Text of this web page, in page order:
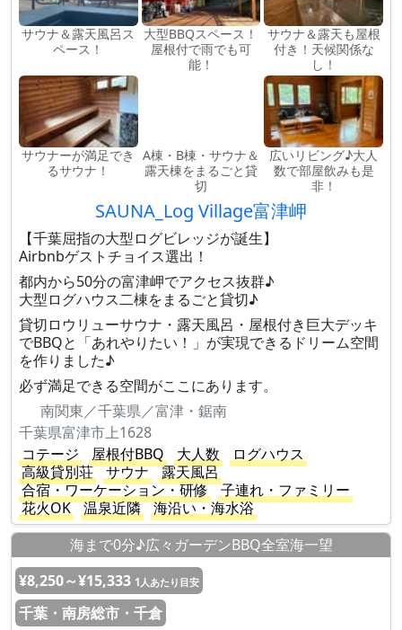
サウナ＆露天風呂ス
ペース！
大型BBQスペース！
屋根付で雨でも可
能！
サウナ＆露天も屋根
付き！天候関係な
し！
サウナーが満足でき
るサウナ！
A棟・B棟・サウナ＆
露天棟をまるごと貸
切
広いリビング♪大人
数で部屋飲みも是
非！
SAUNA_Log Village富津岬
【千葉屈指の大型ログビレッジが誕生】
Airbnbゲストチョイス選出！
都内から50分の富津岬でアクセス抜群♪
大型ログハウス二棟をまるごと貸切♪
貸切ロウリューサウナ・露天風呂・屋根付き巨大デッキ
でBBQと「あれやりたい！」が実現できるドリーム空間
を作りました♪
必ず満足できる空間がここにあります。
南関東／千葉県／富津・鋸南
千葉県富津市上1628
コテージ
屋根付BBQ 大人数
ログハウス
高級貸別荘
サウナ
露天風呂
合宿・ワーケーション・研修
子連れ・ファミリー
花火OK
温泉近隣
海沿い・海水浴
海まで0分♪広々ガーデンBBQ全室海一望
¥8,250～¥15,333 1人あたり目安
千葉・南房総市・千倉